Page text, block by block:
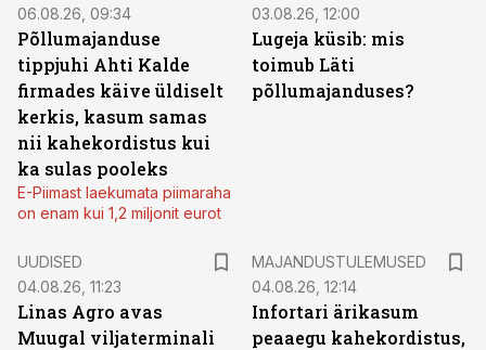
06.08.26, 09:34
Põllumajanduse
tippjuhi Ahti Kalde
firmades käive üldiselt
kerkis, kasum samas
nii kahekordistus kui
ka sulas pooleks
E-Piimast laekumata piimaraha
on enam kui 1,2 miljonit eurot
03.08.26, 12:00
Lugeja küsib: mis
toimub Läti
põllumajanduses?
UUDISED
04.08.26, 11:23
Linas Agro avas
Muugal viljaterminali
MAJANDUSTULEMUSED
04.08.26, 12:14
Infortari ärikasum
peaaegu kahekordistus,